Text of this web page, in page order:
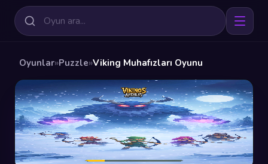
Oyunlar»Puzzle»Viking Muhafızları Oyunu